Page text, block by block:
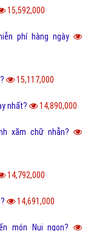
15,592,000
phí hàng ngày
15,117,000
nhất? 14,890,000
xăm chữ nhẫn?
14,792,000
14,691,000
món Nui ngon?